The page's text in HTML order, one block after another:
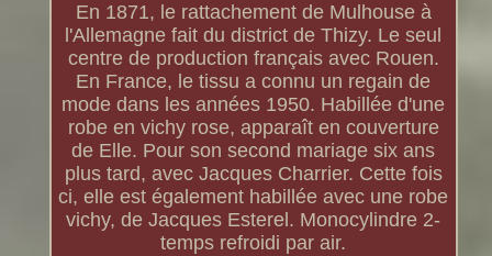
En 1871, le rattachement de Mulhouse à
l'Allemagne fait du district de Thizy. Le seul
centre de production français avec Rouen.
En France, le tissu a connu un regain de
mode dans les années 1950. Habillée d'une
robe en vichy rose, apparaît en couverture
de Elle. Pour son second mariage six ans
plus tard, avec Jacques Charrier. Cette fois
ci, elle est également habillée avec une robe
vichy, de Jacques Esterel. Monocylindre 2-
temps refroidi par air.